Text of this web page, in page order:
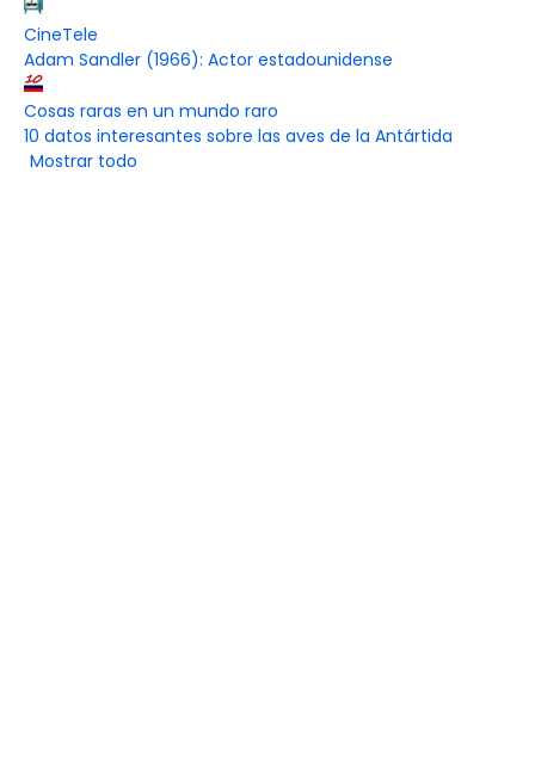
CineTele
Adam Sandler (1966): Actor estadounidense
Cosas raras en un mundo raro
10 datos interesantes sobre las aves de la Antártida
Mostrar todo